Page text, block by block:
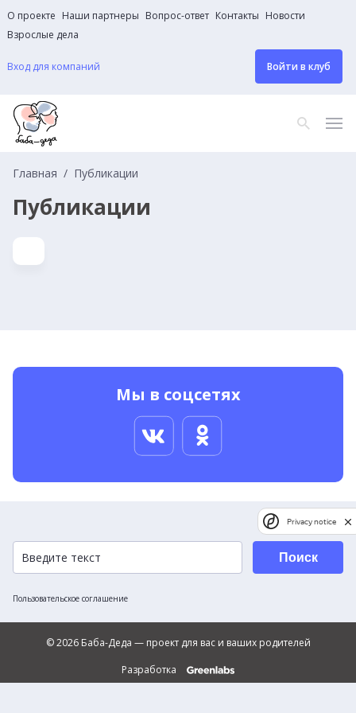
О проекте Наши партнеры Вопрос-ответ Контакты Новости
Взрослые дела
Вход для компаний Войти в клуб
Главная Публикации
Публикации
Мы в соцсетях
Пользовательское соглашение
Поиск
© 2026 Баба-Деда — проект для вас и ваших родителей
Разработка
Privacy notice